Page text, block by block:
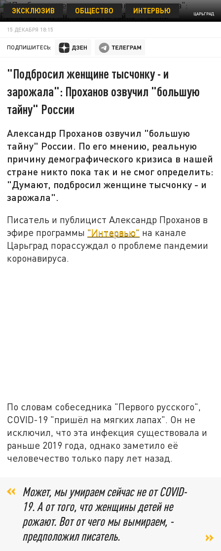
ЦАРЬГРАД
ЭКСКЛЮЗИВ ОБЩЕСТВО ИНТЕРВЬЮ
15 ДЕКАБРЯ 18:15
ПОДПИШИТЕСЬ:
"Подбросил женщине тысчонку - и
зарожала": Проханов озвучил "большую
тайну" России
Александр Проханов озвучил "большую
тайну" России. По его мнению, реальную
причину демографического кризиса в нашей
стране никто пока так и не смог определить:
"Думают, подбросил женщине тысчонку - и
зарожала".
Писатель и публицист Александр Проханов в
эфире программы "Интервью" на канале
Царьград порассуждал о проблеме пандемии
коронавируса.
По словам собеседника "Первого русского",
COVID-19 "пришёл на мягких лапах". Он не
исключил, что эта инфекция существовала и
раньше 2019 года, однако заметило её
человечество только пару лет назад.
Может, мы умираем сейчас не от COVID-
19. А от того, что женщины детей не
рожают. Вот от чего мы вымираем, -
предположил писатель.